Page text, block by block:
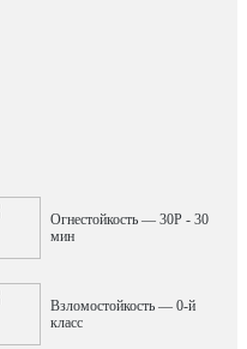
Огнестойкость — 30P - 30
мин
Взломостойкость — 0-й
класс